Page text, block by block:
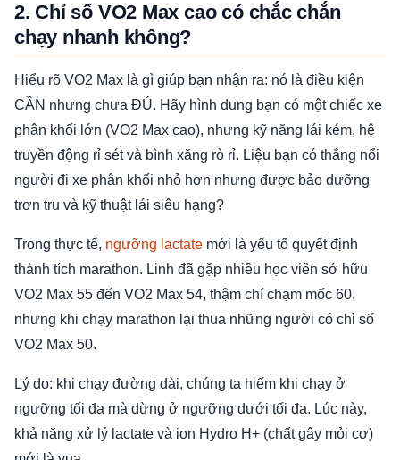
2. Chỉ số VO2 Max cao có chắc chắn
chạy nhanh không?
Hiểu rõ VO2 Max là gì giúp bạn nhận ra: nó là điều kiện
CẦN nhưng chưa ĐỦ. Hãy hình dung bạn có một chiếc xe
phân khối lớn (VO2 Max cao), nhưng kỹ năng lái kém, hệ
truyền động rỉ sét và bình xăng rò rỉ. Liệu bạn có thắng nổi
người đi xe phân khối nhỏ hơn nhưng được bảo dưỡng
trơn tru và kỹ thuật lái siêu hạng?
Trong thực tế, ngưỡng lactate mới là yếu tố quyết định
thành tích marathon. Linh đã gặp nhiều học viên sở hữu
VO2 Max 55 đến VO2 Max 54, thậm chí chạm mốc 60,
nhưng khi chạy marathon lại thua những người có chỉ số
VO2 Max 50.
Lý do: khi chạy đường dài, chúng ta hiếm khi chạy ở
ngưỡng tối đa mà dừng ở ngưỡng dưới tối đa. Lúc này,
khả năng xử lý lactate và ion Hydro H+ (chất gây mỏi cơ)